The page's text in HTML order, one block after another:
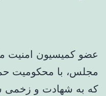
عضو کمیسیون امنیت
مجلس، با محکومیت